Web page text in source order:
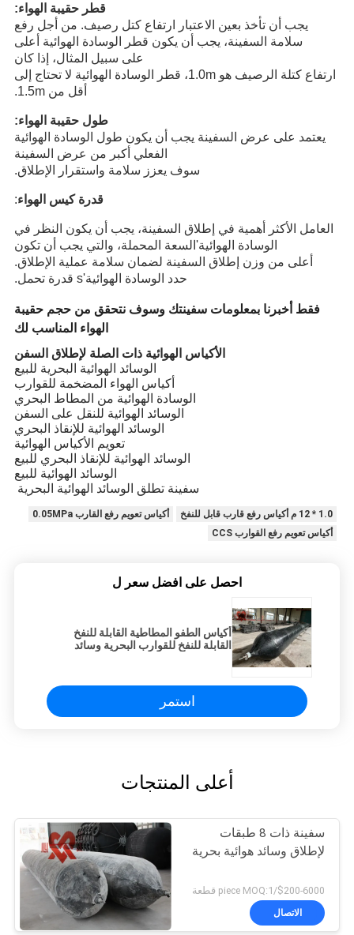
قطر حقيبة الهواء:
يجب أن تأخذ بعين الاعتبار ارتفاع كتل رصيف. من أجل رفع
سلامة السفينة، يجب أن يكون قطر الوسادة الهوائية أعلى
على سبيل المثال، إذا كان
ارتفاع كتلة الرصيف هو 1.0m، قطر الوسادة الهوائية لا تحتاج إلى
أقل من 1.5m.
طول حقيبة الهواء:
يعتمد على عرض السفينة يجب أن يكون طول الوسادة الهوائية
الفعلي أكبر من عرض السفينة
سوف يعزز سلامة واستقرار الإطلاق.
قدرة كيس الهواء:
العامل الأكثر أهمية في إطلاق السفينة، يجب أن يكون النظر في
الوسادة الهوائية' السعة المحملة، والتي يجب أن تكون
أعلى من وزن إطلاق السفينة لضمان سلامة عملية الإطلاق.
حدد الوسادة الهوائية's قدرة تحمل.
فقط أخبرنا بمعلومات سفينتك وسوف نتحقق من حجم حقيبة
الهواء المناسب لك
الأكياس الهوائية ذات الصلة لإطلاق السفن
الوسائد الهوائية البحرية للبيع
أكياس الهواء المضخمة للقوارب
الوسادة الهوائية من المطاط البحري
الوسائد الهوائية للنقل على السفن
الوسائد الهوائية للإنقاذ البحري
تعويم الأكياس الهوائية
الوسائد الهوائية للإنقاذ البحري للبيع
الوسائد الهوائية للبيع
سفينة تطلق الوسائد الهوائية البحرية
1.0 * 12 م أكياس رفع قارب قابل للنفخ
أكياس تعويم رفع القارب 0.05MPa
أكياس تعويم رفع القوارب CCS
احصل على افضل سعر ل
أكياس الطفو المطاطية القابلة للنفخ
القابلة للنفخ للقوارب البحرية وسائد
استمر
أعلى المنتجات
سفينة ذات 8 طبقات
لإطلاق وسائد هوائية بحرية
$200-6000/piece MOQ:1 قطعة
الاتصال